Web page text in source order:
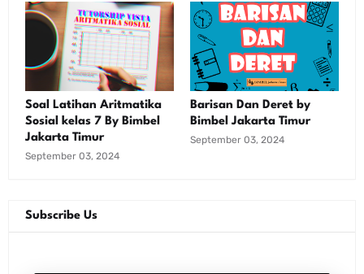
Soal Latihan Aritmatika
Sosial kelas 7 By Bimbel
Jakarta Timur
September 03, 2024
Barisan Dan Deret by
Bimbel Jakarta Timur
September 03, 2024
Subscribe Us